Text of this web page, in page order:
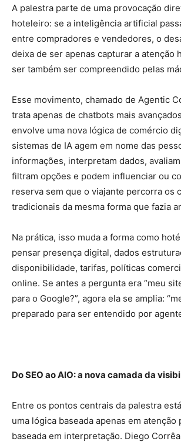
A palestra parte de uma provocação
hoteleiro: se a inteligência artificial
entre compradores e vendedores, o
deixa de ser apenas capturar a atenção
ser também ser compreendido pelas
Esse movimento, chamado de Agentic
trata apenas de chatbots mais
envolve uma nova lógica de comércio
sistemas de IA agem em nome das
informações, interpretam dados,
filtram opções e podem influenciar ou
reserva sem que o viajante percorra os
tradicionais da mesma forma que fazia
Na prática, isso muda a forma como
pensar presença digital, dados
disponibilidade, tarifas, políticas
online. Se antes a pergunta era “meu
para o Google?”, agora ela se amplia:
preparado para ser entendido por
Do SEO ao AIO: a nova camada da
Entre os pontos centrais da palestra
uma lógica baseada apenas em atenção
baseada em interpretação. Diego